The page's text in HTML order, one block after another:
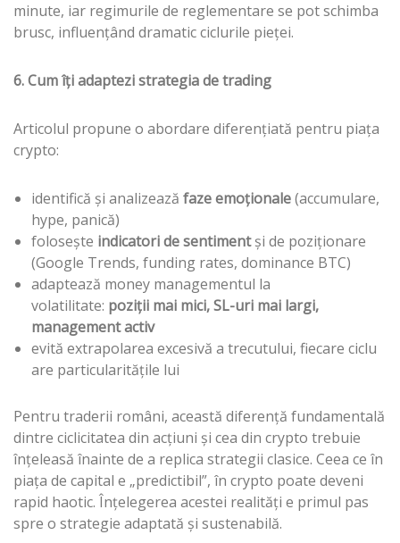
minute, iar regimurile de reglementare se pot schimba
brusc, influențând dramatic ciclurile pieței.
6. Cum îți adaptezi strategia de trading
Articolul propune o abordare diferențiată pentru piața
crypto:
identifică și analizează faze emoționale(accumulare,
hype, panică)
folosește indicatori de sentimentși de poziționare
(Google Trends, funding rates, dominance BTC)
adaptează money managementul la
volatilitate: poziții mai mici, SL-uri mai largi,
management activ
evită extrapolarea excesivă a trecutului, fiecare ciclu
are particularitățile lui
Pentru traderii români, această diferență fundamentală
dintre ciclicitatea din acțiuni și cea din crypto trebuie
înțeleasă înainte de a replica strategii clasice. Ceea ce în
piața de capital e „predictibil”, în crypto poate deveni
rapid haotic. Înțelegerea acestei realități e primul pas
spre o strategie adaptată și sustenabilă.